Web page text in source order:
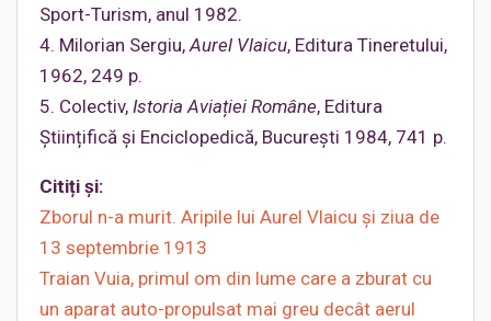
Sport-Turism, anul 1982.
4. Milorian Sergiu,Aurel Vlaicu, Editura Tineretului,
1962, 249 p.
5. Colectiv, Istoria Aviației Române, Editura
Științifică și Enciclopedică, București 1984, 741 p.
Citiți și:
Zborul n-a murit. Aripile lui Aurel Vlaicu și ziua de
13 septembrie 1913
Traian Vuia, primul om din lume care a zburat cu
un aparat auto-propulsat mai greu decât aerul